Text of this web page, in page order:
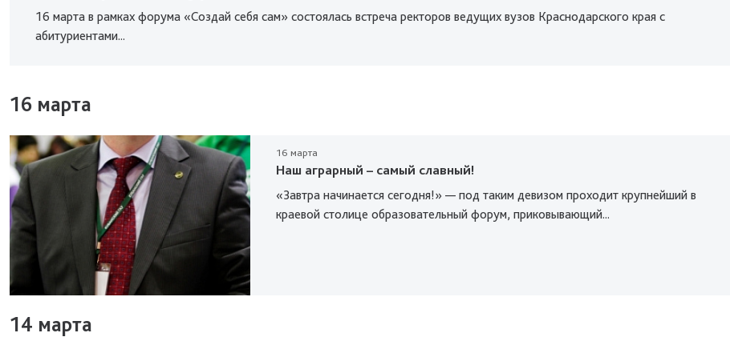
16 марта в рамках форума «Создай себя сам» состоялась встреча ректоров ведущих вузов Краснодарского края с
абитуриентами...
16 марта
16 марта
Наш аграрный – самый славный!
«Завтра начинается сегодня!» — под таким девизом проходит крупнейший в
краевой столице образовательный форум, приковывающий...
14 марта